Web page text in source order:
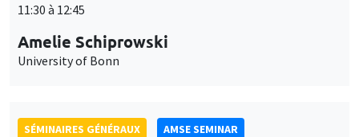
11:30 à 12:45
Amelie Schiprowski
University of Bonn
SÉMINAIRES GÉNÉRAUX
AMSE SEMINAR